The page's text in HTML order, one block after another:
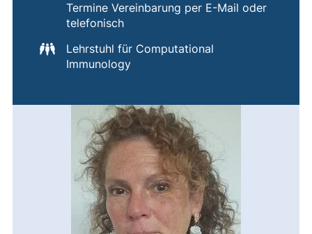
Termine Vereinbarung per E-Mail oder
telefonisch
Lehrstuhl für Computational
Immunology